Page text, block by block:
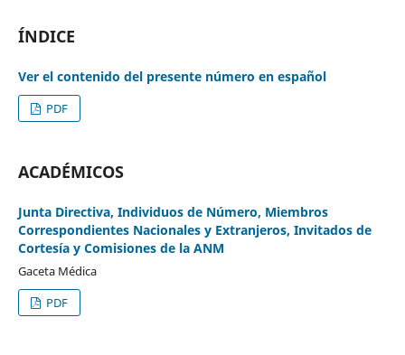
ÍNDICE
Ver el contenido del presente número en español
PDF
ACADÉMICOS
Junta Directiva, Individuos de Número, Miembros
Correspondientes Nacionales y Extranjeros, Invitados de
Cortesía y Comisiones de la ANM
Gaceta Médica
PDF